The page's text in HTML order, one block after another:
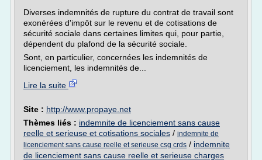
Diverses indemnités de rupture du contrat de travail sont
exonérées d'impôt sur le revenu et de cotisations de
sécurité sociale dans certaines limites qui, pour partie,
dépendent du plafond de la sécurité sociale.
Sont, en particulier, concernées les indemnités de
licenciement, les indemnités de...
Lire la suite
Site : http://www.propaye.net
Thèmes liés : indemnite de licenciement sans cause
reelle et serieuse et cotisations sociales / indemnite de
licenciement sans cause reelle et serieuse csg crds / indemnite
de licenciement sans cause reelle et serieuse charges